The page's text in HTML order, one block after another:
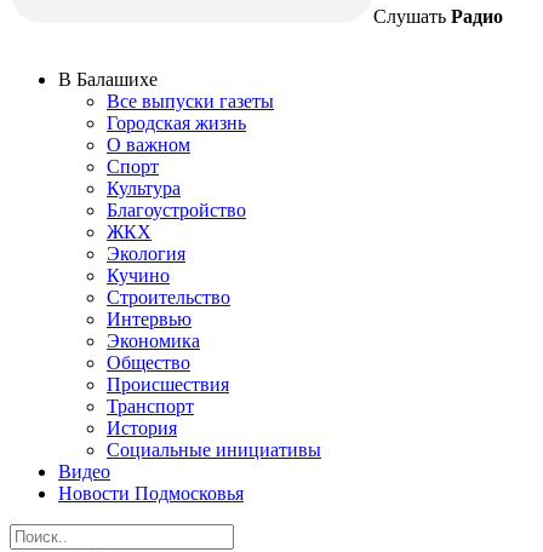
Слушать Радио
В Балашихе
Все выпуски газеты
Городская жизнь
О важном
Спорт
Культура
Благоустройство
ЖКХ
Экология
Кучино
Строительство
Интервью
Экономика
Общество
Происшествия
Транспорт
История
Социальные инициативы
Видео
Новости Подмосковья